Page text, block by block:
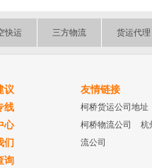
快运 三方物流 货运代理
议
线
心
们
询
友情链接
柯桥货运公司地址
柯桥物流公司
杭
流公司